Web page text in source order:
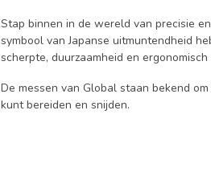
Stap binnen in de wereld van precisie
symbool van Japanse uitmuntendheid
scherpte, duurzaamheid en
De messen van Global staan bekend
kunt bereiden en snijden.